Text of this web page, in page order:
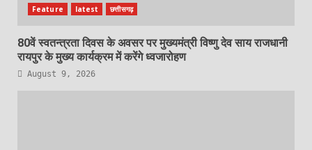
Feature latest छत्तीसगढ़
80वें स्वतन्त्रता दिवस के अवसर पर मुख्यमंत्री विष्णु देव साय राजधानी
रायपुर के मुख्य कार्यक्रम में करेंगे ध्वजारोहण
August 9, 2026